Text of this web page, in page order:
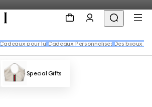
Cadeaux pour lui Cadeaux Personnalisés Des bijoux à
Special Gifts